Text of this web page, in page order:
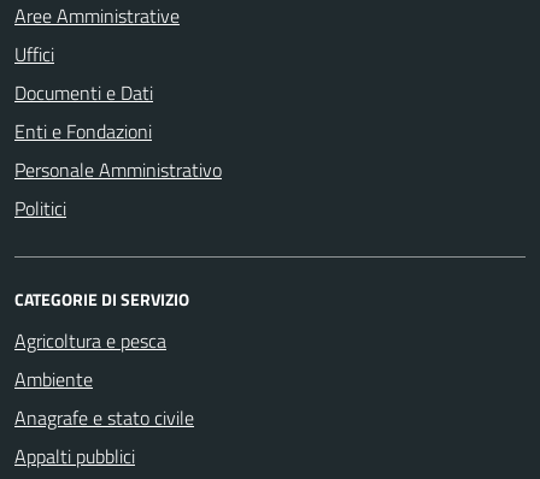
Aree Amministrative
Uffici
Documenti e Dati
Enti e Fondazioni
Personale Amministrativo
Politici
CATEGORIE DI SERVIZIO
Agricoltura e pesca
Ambiente
Anagrafe e stato civile
Appalti pubblici